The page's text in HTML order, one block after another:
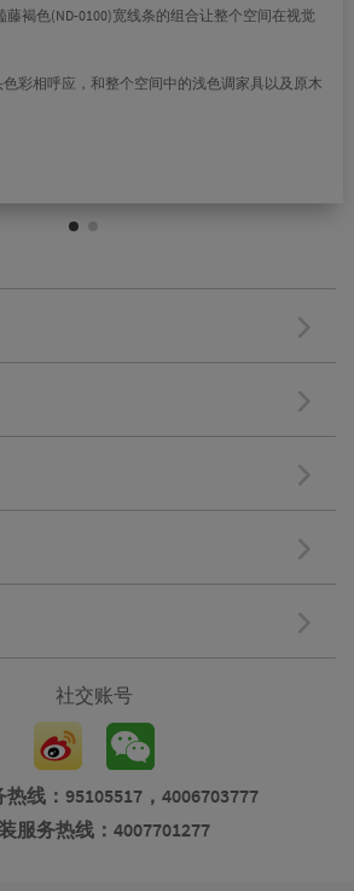
藤褐色(ND-0100)宽线条的组合让整个空间在视觉
彩相呼应，和整个空间中的浅色调家具以及原木
社交账号
线：95105517，4006703777
服务热线：4007701277